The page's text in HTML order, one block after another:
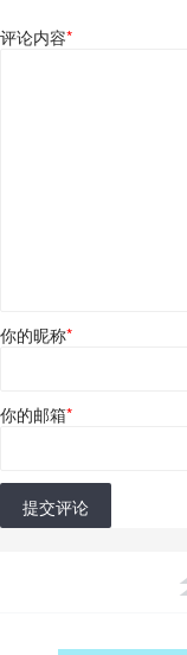
评论内容*
你的昵称*
你的邮箱*
提交评论